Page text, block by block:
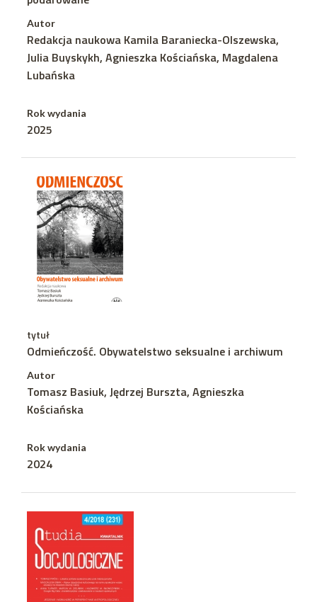
Autor
Redakcja naukowa Kamila Baraniecka-Olszewska,
Julia Buyskykh, Agnieszka Kościańska, Magdalena
Lubańska
Rok wydania
2025
tytuł
Odmieńczość. Obywatelstwo seksualne i archiwum
Autor
Tomasz Basiuk, Jędrzej Burszta, Agnieszka
Kościańska
Rok wydania
2024